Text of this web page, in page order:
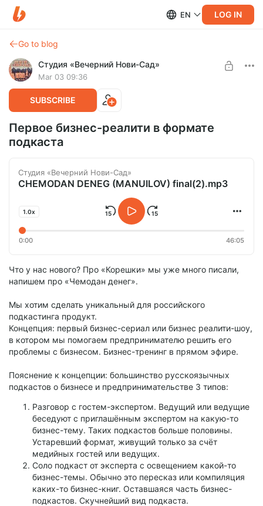
EN LOG IN
Go to blog
Студия «Вечерний Нови-Сад»
Mar 03 09:36
SUBSCRIBE
Первое бизнес-реалити в формате
подкаста
Студия «Вечерний Нови-Сад»
CHEMODAN DENEG (MANUILOV) final(2).mp3
1.0x
0:00 46:05
Что у нас нового? Про «Корешки» мы уже много писали,
напишем про «Чемодан денег».
Мы хотим сделать уникальный для российского
подкастинга продукт.
Концепция: первый бизнес-сериал или бизнес реалити-шоу,
в котором мы помогаем предпринимателю решить его
проблемы с бизнесом. Бизнес-тренинг в прямом эфире.
Пояснение к концепции: большинство русскоязычных
подкастов о бизнесе и предпринимательстве 3 типов:
Разговор с гостем-экспертом. Ведущий или ведущие
беседуют с приглашённым экспертом на какую-то
бизнес-тему. Таких подкастов больше половины.
Устаревший формат, живущий только за счёт
медийных гостей или ведущих.
Соло подкаст от эксперта с освещением какой-то
бизнес-темы. Обычно это пересказ или компиляция
каких-то бизнес-книг. Оставшаяся часть бизнес-
подкастов. Скучнейший вид подкаста.